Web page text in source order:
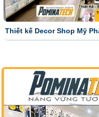
Thiết kế Decor Shop Mỹ